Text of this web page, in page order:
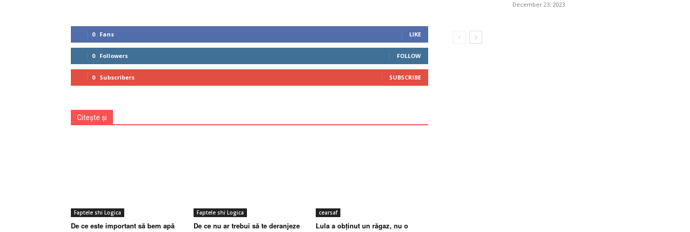
0 Fans LIKE
0 Followers FOLLOW
0 Subscribers SUBSCRIBE
Citește și
Faptele shi Logica
De ce este important să bem apă
Faptele shi Logica
De ce nu ar trebui să te deranjeze
cearsaf
Lula a obținut un răgaz, nu o
December 23, 2023